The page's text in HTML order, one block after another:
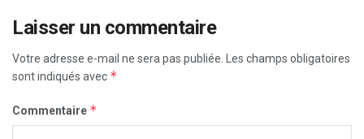
Laisser un commentaire
Votre adresse e-mail ne sera pas publiée. Les champs obligatoires
sont indiqués avec *
Commentaire *